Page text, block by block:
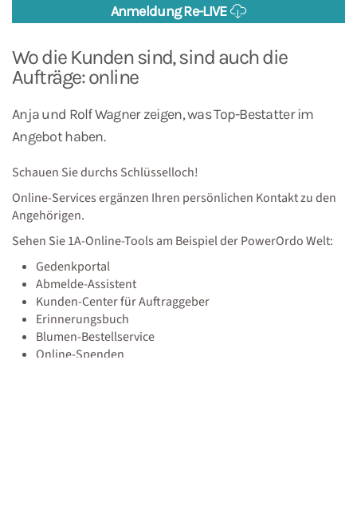
Anmeldung Re-LIVE
Wo die Kunden sind, sind auch die
Aufträge: online
Anja und Rolf Wagner zeigen, was Top-Bestatter im
Angebot haben.
Schauen Sie durchs Schlüsselloch!
Online-Services ergänzen Ihren persönlichen Kontakt zu den
Angehörigen.
Sehen Sie 1A-Online-Tools am Beispiel der PowerOrdo Welt:
Gedenkportal
Abmelde-Assistent
Kunden-Center für Auftraggeber
Erinnerungsbuch
Blumen-Bestellservice
Online-Spenden